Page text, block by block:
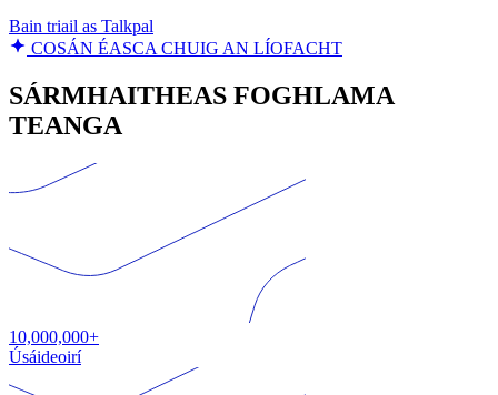
Bain triail as Talkpal
COSÁN ÉASCA CHUIG AN LÍOFACHT
SÁRMHAITHEAS FOGHLAMA
TEANGA
10,000,000+
Úsáideoirí